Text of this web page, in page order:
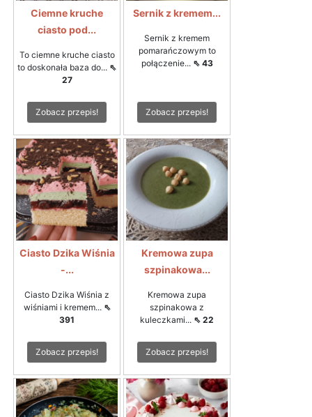
Ciemne kruche
ciasto pod...
To ciemne kruche ciasto
to doskonała baza do... ⇖
27
Zobacz przepis!
Sernik z kremem...
Sernik z kremem
pomarańczowym to
połączenie... ⇖ 43
Zobacz przepis!
Ciasto Dzika Wiśnia
-...
Ciasto Dzika Wiśnia z
wiśniami i kremem... ⇖
391
Zobacz przepis!
Kremowa zupa
szpinakowa...
Kremowa zupa
szpinakowa z
kuleczkami... ⇖ 22
Zobacz przepis!